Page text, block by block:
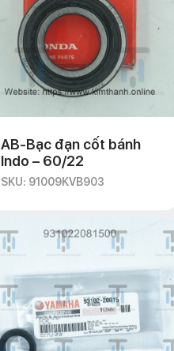
AB-Bạc đạn cốt bánh
Indo – 60/22
SKU: 91009KVB903